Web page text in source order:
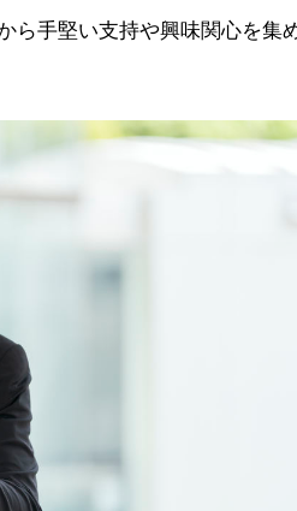
ら手堅い支持や興味関心を集